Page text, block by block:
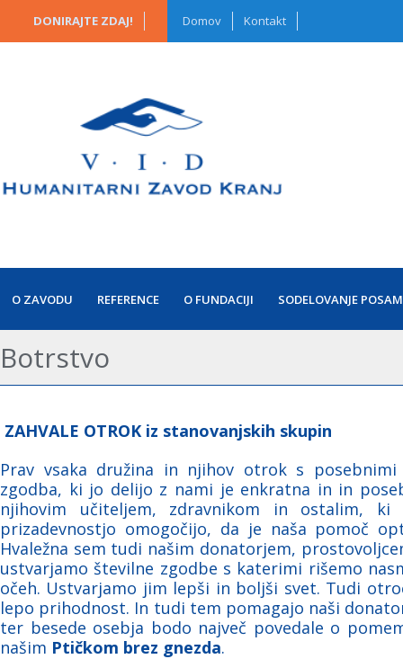
DONIRAJTE ZDAJ! Domov Kontakt
O ZAVODU REFERENCE O FUNDACIJI SODELOVANJE
Botrstvo
ZAHVALE OTROK iz stanovanjskih skupin
Prav vsaka družina in njihov otrok s
zgodba, ki jo delijo z nami je enkratna in in
njihovim učiteljem, zdravnikom in ostalim,
prizadevnostjo omogočijo, da je naša pomoč
Hvaležna sem tudi našim donatorjem,
ustvarjamo številne zgodbe s katerimi rišemo
očeh. Ustvarjamo jim lepši in boljši svet. Tudi
lepo prihodnost. In tudi tem pomagajo naši
ter besede osebja bodo največ povedale o
našim Ptičkom brez gnezda.